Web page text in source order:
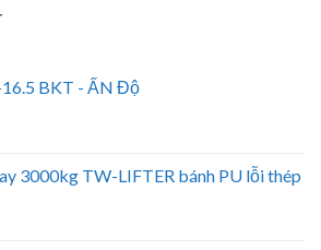
BKT - ẤN Độ
3000kg TW-LIFTER bánh PU lỗi thép